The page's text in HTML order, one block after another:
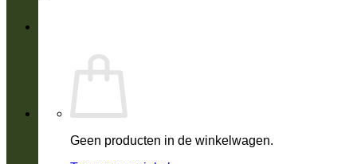
Geen producten in de winkelwagen.